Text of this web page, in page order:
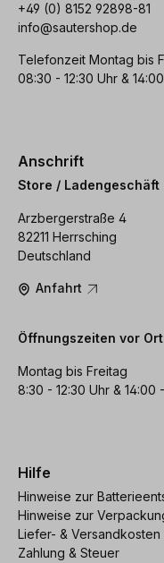
+49 (0) 8152 92898-81
info@sautershop.de
Telefonzeit Montag bis
08:30 - 12:30 Uhr &
Anschrift
Store / Ladengeschäft
Arzbergerstraße 4
82211 Herrsching
Deutschland
Anfahrt
Öffnungszeiten vor Ort
Montag bis Freitag
8:30 - 12:30 Uhr & 14:00
Hilfe
Hinweise zur
Hinweise zur
Liefer- & Versandkosten
Zahlung & Steuer